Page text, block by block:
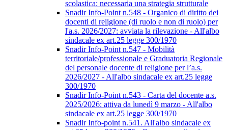
scolastica: necessaria una strategia strutturale
Snadir Info-Point n.548 - Organico di diritto dei
docenti di religione (di ruolo e non di ruolo) per
l'a.s. 2026/2027: avviata la rilevazione - All'albo
sindacale ex art.25 legge 300/1970
Snadir Info-Point n.547 - Mobilità
territoriale/professionale e Graduatoria Regionale
del personale docente di religione per l’a.s.
2026/2027 - All'albo sindacale ex art.25 legge
300/1970
Snadir Info-Point n.543 - Carta del docente a.s.
2025/2026: attiva da lunedì 9 marzo - All'albo
sindacale ex art.25 legge 300/1970
Snadir Info-point n.541. All'albo sindacale ex